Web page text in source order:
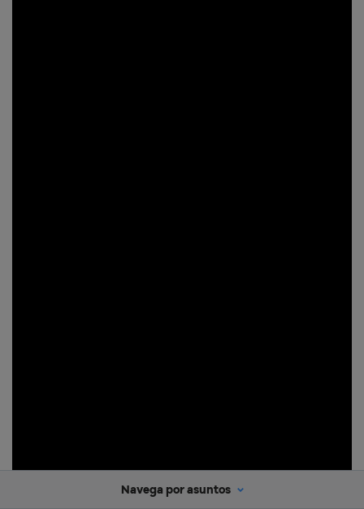
Navega por asuntos